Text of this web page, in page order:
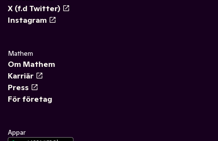
X (f.d Twitter)
Instagram
Mathem
Om Mathem
Karriär
Press
För företag
Appar